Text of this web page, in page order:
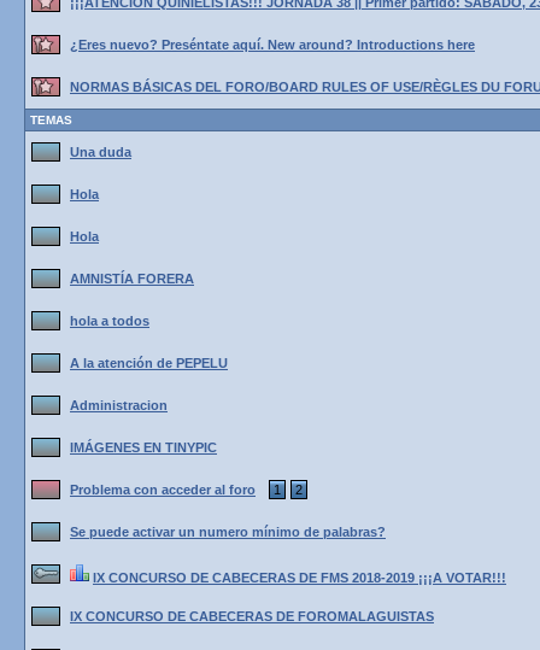
¿Eres nuevo? Preséntate aquí. New around? Introductions here
NORMAS BÁSICAS DEL FORO/BOARD RULES OF USE/RÈGLES DU
TEMAS
Una duda
Hola
Hola
AMNISTÍA FORERA
hola a todos
A la atención de PEPELU
Administracion
IMÁGENES EN TINYPIC
Problema con acceder al foro 1 2
Se puede activar un numero mínimo de palabras?
IX CONCURSO DE CABECERAS DE FMS 2018-2019 ¡¡¡A VOTAR!!!
IX CONCURSO DE CABECERAS DE FOROMALAGUISTAS